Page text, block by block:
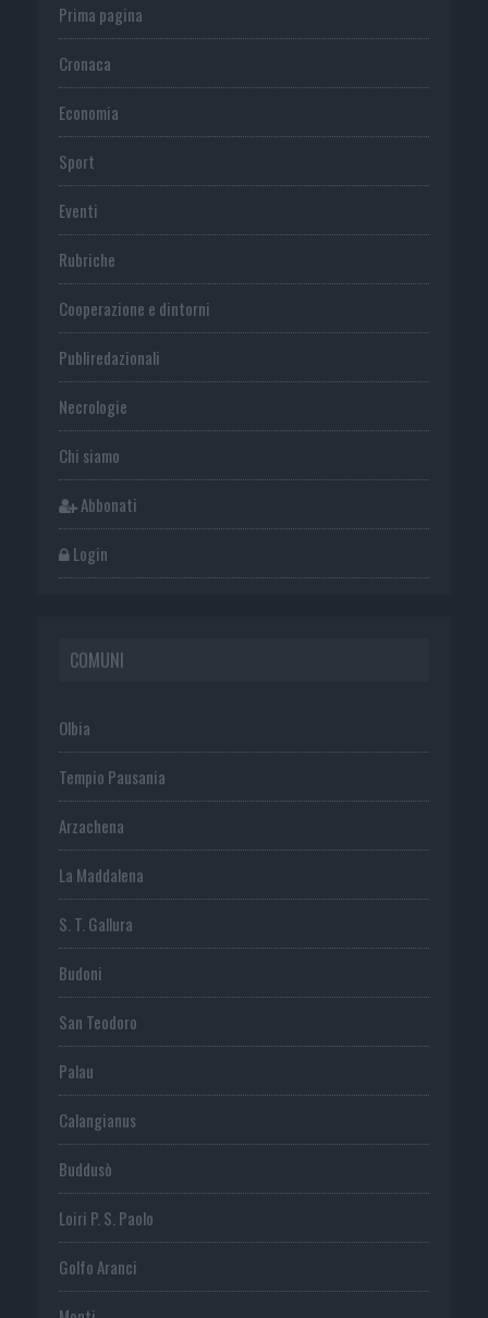
Prima pagina
Cronaca
Economia
Sport
Eventi
Rubriche
Cooperazione e dintorni
Publiredazionali
Necrologie
Chi siamo
Abbonati
Login
COMUNI
Olbia
Tempio Pausania
Arzachena
La Maddalena
S. T. Gallura
Budoni
San Teodoro
Palau
Calangianus
Buddusò
Loiri P. S. Paolo
Golfo Aranci